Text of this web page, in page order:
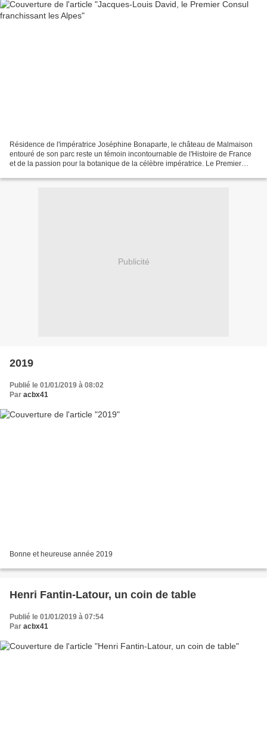
Résidence de l'impératrice Joséphine Bonaparte, le château de Malmaison
entouré de son parc reste un témoin incontournable de l'Histoire de France
et de la passion pour la botanique de la célèbre impératrice. Le Premier
Publicité
2019
Publié le 01/01/2019 à 08:02
Par acbx41
Bonne et heureuse année 2019
Henri Fantin-Latour, un coin de table
Publié le 01/01/2019 à 07:54
Par acbx41